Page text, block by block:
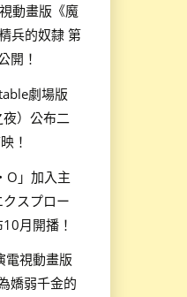
動畫版《魔
兵的奴隸 第
開！
劇場版
）公布二
！
O」加入主
スプロー
月開播！
電視動畫版
嬌弱千金的